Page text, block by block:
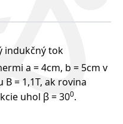
je časovo premenlivé
je pohybujúci sa
premenlivým prúdom
indukčný tok
a = 4cm, b = 5cm v
= 1,1T, ak rovina
uhol β = 300.